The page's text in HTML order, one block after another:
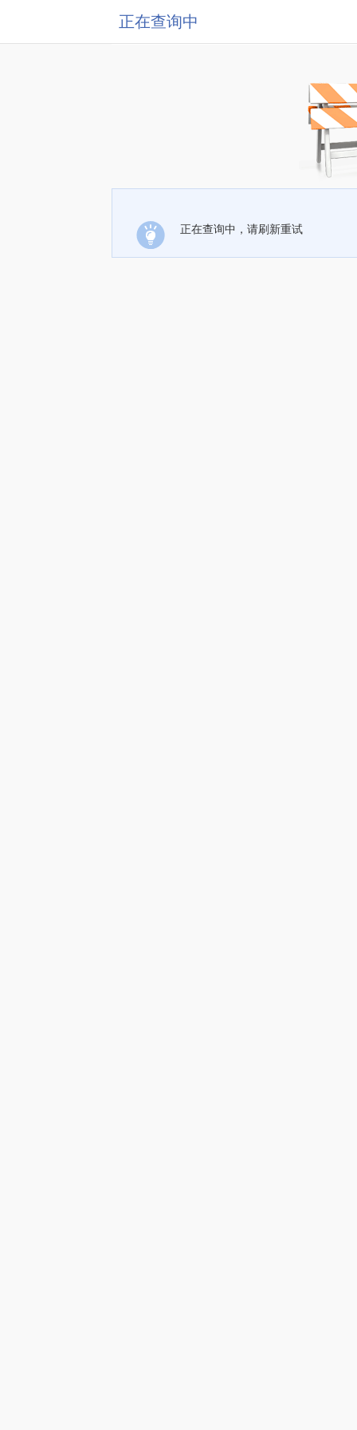
正在查询中
正在查询中，请刷新重试